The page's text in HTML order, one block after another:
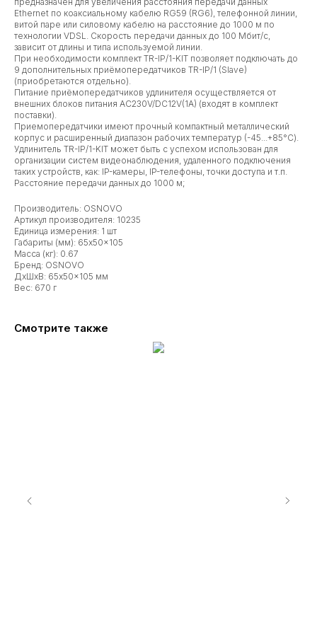
Ethernet по коаксиальному кабелю RG59 (RG6), телефонной линии,
витой паре или силовому кабелю на расстояние до 1000 м по
технологии VDSL. Скорость передачи данных до 100 Мбит/с,
зависит от длины и типа используемой линии.
При необходимости комплект TR-IP/1-KIT позволяет подключать до
9 дополнительных приёмопередатчиков TR-IP/1 (Slave)
(приобретаются отдельно).
Питание приёмопередатчиков удлинителя осуществляется от
внешних блоков питания АС230V/DC12V(1A) (входят в комплект
поставки).
Приемопередатчики имеют прочный компактный металлический
корпус и расширенный диапазон рабочих температур (-45...+85°С).
Удлинитель TR-IP/1-KIT может быть с успехом использован для
организации систем видеонаблюдения, удаленного подключения
таких устройств, как: IP-камеры, IP-телефоны, точки доступа и т.п.
Расстояние передачи данных до 1000 м;
Производитель: OSNOVO
Артикул производителя: 10235
Единица измерения: 1 шт
Габариты (мм): 65x50x105
Масса (кг): 0.67
Бренд: OSNOVO
ДxШxВ: 65x50x105 мм
Вес: 670 г
Смотрите также